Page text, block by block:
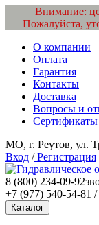
Внимание:
Пожалуйста,
О компании
Оплата
Гарантия
Контакты
Доставка
Вопросы и
Сертификаты
МО, г. Реутов, ул.
Вход /Регистрация
8 (800) 234-09-92
+7 (977) 540-54-81
Каталог